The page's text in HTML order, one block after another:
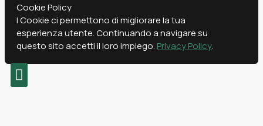
Cookie Policy
I Cookie ci permettono di migliorare la tua
esperienza utente. Continuando a navigare su
questo sito accetti il loro impiego. Privacy Policy.